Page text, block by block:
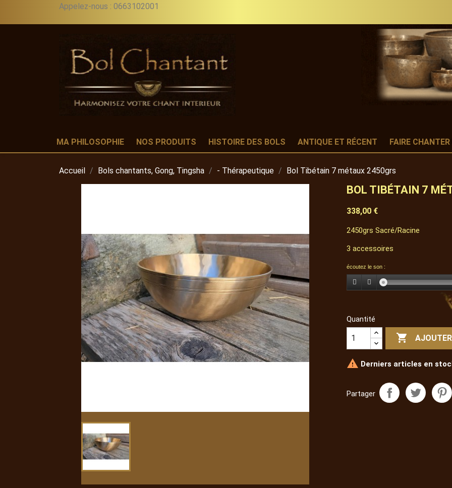
Appelez-nous : 0663102001
MA PHILOSOPHIE NOS PRODUITS HISTOIRE DES BOLS ANTIQUE ET RÉCENT FAIRE
Accueil Bols chantants, Gong, Tingsha - Thérapeutique Bol Tibétain 7 métaux 2450grs
BOL TIBÉTAIN 7
338,00 €
2450grs Sacré/Racine
3 accessoires
écoutez le son :
Quantité

 Derniers articles en
Partager